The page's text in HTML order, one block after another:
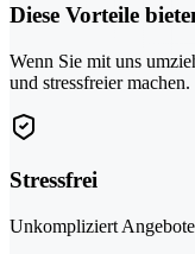
Diese Vorteile
Wenn Sie mit uns
und stressfreier machen.
Stressfrei
Unkompliziert